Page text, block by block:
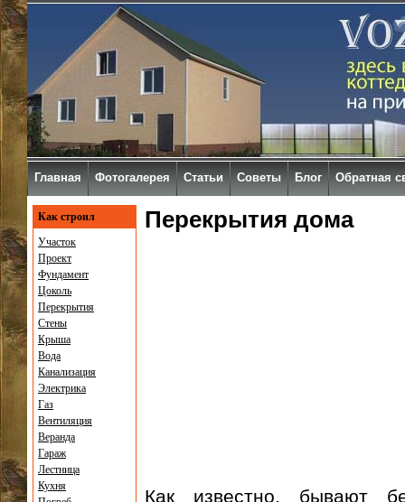
Перекрытия дома
Как известно, бывают
Как строил
Участок
Проект
Фундамент
Цоколь
Перекрытия
Стены
Крыша
Вода
Канализация
Электрика
Газ
Вентиляция
Веранда
Гараж
Лестница
Кухня
Главная Фотогалерея Статьи Советы Блог Обратная